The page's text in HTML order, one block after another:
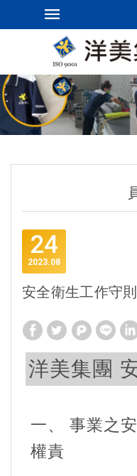
24
08
2023
安全衛生工作守則
洋美集團
一、 事業之
權責